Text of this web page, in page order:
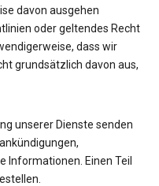
davon ausgehen
oder geltendes Recht
dass wir
grundsätzlich davon aus,
unserer Dienste senden
Informationen. Einen Teil